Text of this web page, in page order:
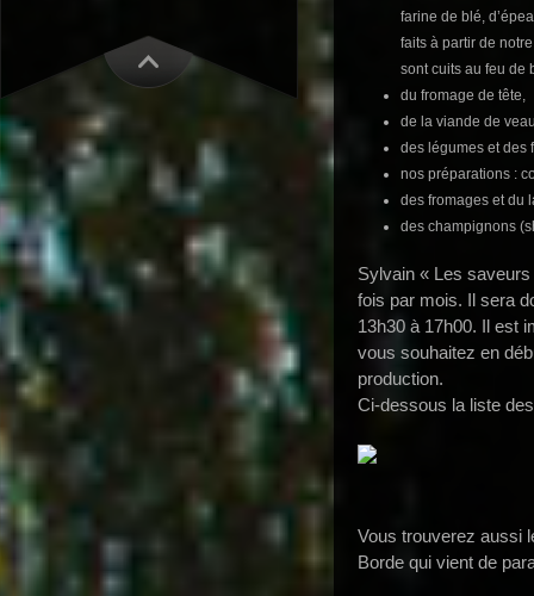
farine de blé,
faits à partir de
sont cuits au feu de
du fromage de tête,
de la viande de
des légumes et des
nos préparations :
des fromages et du
des champignons
Sylvain « Les
fois par mois. Il sera
13h30 à 17h00. Il est
vous souhaitez en
production.
Ci-dessous la liste
Vous trouverez aussi
Borde qui vient de